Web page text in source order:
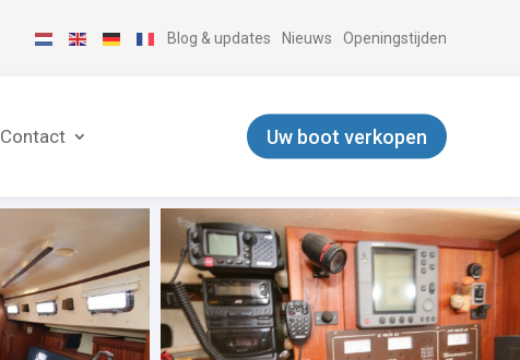
Blog & updates Nieuws Openingstijden
Contact Uw boot verkopen